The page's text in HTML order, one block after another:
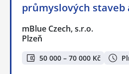
průmyslových staveb
mBlue Czech, s.r.o.
Plzeň
50 000 – 70 000 Kč